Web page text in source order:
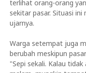
terlihat orang-orang
sekitar pasar. Situasi
ujarnya.
Warga setempat juga
berubah meskipun
"Sepi sekali. Kalau